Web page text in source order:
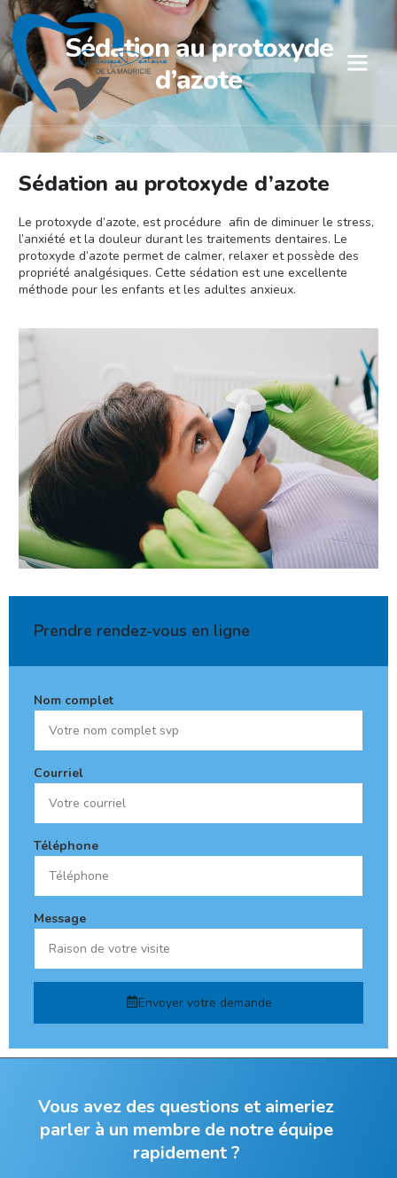
Sédation au protoxyde
d’azote
Sédation au protoxyde d’azote
Le protoxyde d’azote, est procédure afin de diminuer le stress,
l’anxiété et la douleur durant les traitements dentaires. Le
protoxyde d’azote permet de calmer, relaxer et possède des
propriété analgésiques. Cette sédation est une excellente
méthode pour les enfants et les adultes anxieux.
Prendre rendez-vous en ligne
Nom complet
Courriel
Téléphone
Message
Envoyer votre demande
Vous avez des questions et aimeriez
parler à un membre de notre équipe
rapidement ?